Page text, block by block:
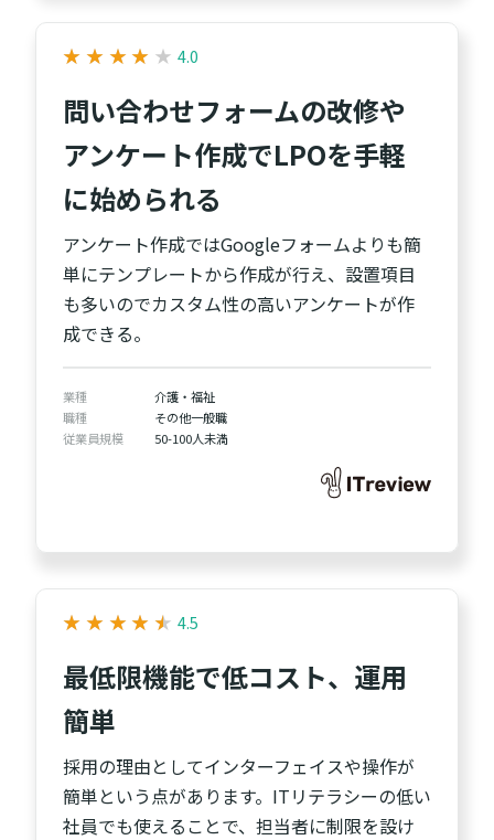
★
★ ★
★ ★
★ ★
★ ★
★ 4.0
問い合わせフォームの改修や
アンケート作成でLPOを手軽
に始められる
アンケート作成ではGoogleフォームよりも簡
単にテンプレートから作成が行え、設置項目
も多いのでカスタム性の高いアンケートが作
成できる。
業種
介護・福祉
職種
その他一般職
従業員規模
50-100人未満
★
★ ★
★ ★
★ ★
★ ★
★ 4.5
最低限機能で低コスト、運用
簡単
採用の理由としてインターフェイスや操作が
簡単という点があります。ITリテラシーの低い
社員でも使えることで、担当者に制限を設け